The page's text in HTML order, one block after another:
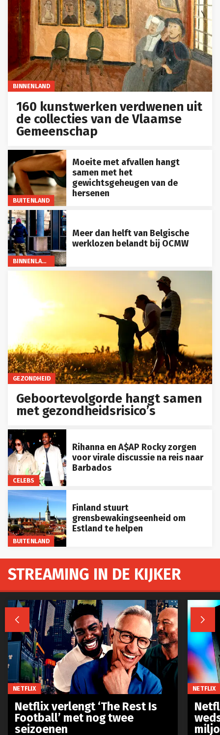
BINNENLAND
160 kunstwerken verdwenen uit
de collecties van de Vlaamse
Gemeenschap
BUITENLAND
Moeite met afvallen hangt
samen met het
gewichtsgeheugen van de
hersenen
BINNENLAND
Meer dan helft van Belgische
werklozen belandt bij OCMW
GEZONDHEID
Geboortevolgorde hangt samen
met gezondheidsrisico’s
CELEBS
Rihanna en A$AP Rocky zorgen
voor virale discussie na reis naar
Barbados
BUITENLAND
Finland stuurt
grensbewakingseenheid om
Estland te helpen
STREAMING IN DE KIJKER
 
NETFLIX
Netflix verlengt ‘The Rest Is
Football’ met nog twee
seizoenen
NETFLIX